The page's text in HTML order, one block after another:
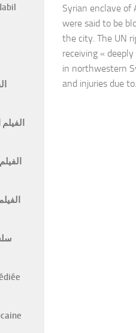
Syrian enclave of
were said to be
the city. The UN
receiving «
in northwestern
and injuries due